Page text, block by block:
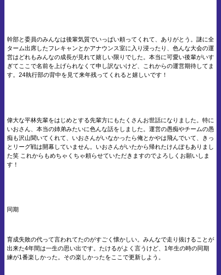
幹部と委員のみんなは後輩気質でいっぱい頼ってくれて、ありがとう。謎に全
ターム出席したフレキャンとかアナウンス室に入り浸ったり、色んな大会の運
営はどれもみんなの成長が見れて嬉しい限りでした。本当に可愛い後輩がいす
ぎてここで名前を上げられなくて申し訳ないけど、これからの運営期待してま
す。24執行部の背中を見て来年残ってくれると嬉しいです！
偉大な平林先輩をはじめとする先輩方にもたくさんお世話になりました。特に
いおさん、本当の姉弟みたいに色んな話をしました。運営の愚痴やチームの愚
痴も沢山聞いてくれて、いおさんがいなかったら俺とかやは飛んでいて、きっ
とリーグ戦は開幕していません。いおさんがいたから帰れたけんぽもありまし
た笑 これからもめちゃくちゃ頼らせていただきますのでよろしくお願いしま
す！
同期
育成失敗の代って言われてたのがすごく懐かしい。みんなで走り抜けることが
出来た4年間は一生の思い出です。たけるがよく言うけど、1年生の時の同期
練が1番楽しかった。その楽しかったをここで更新しよう。